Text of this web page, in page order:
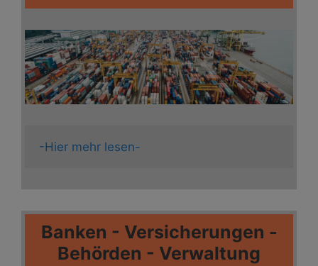
-Hier mehr lesen-
Banken - Versicherungen -
Behörden - Verwaltung